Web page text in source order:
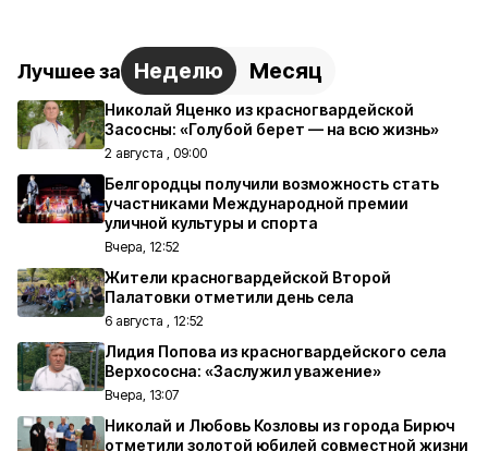
Лучшее за Неделю Месяц
Николай Яценко из красногвардейской
Засосны: «Голубой берет — на всю жизнь»
2 августа , 09:00
Белгородцы получили возможность стать
участниками Международной премии
уличной культуры и спорта
Вчера, 12:52
Жители красногвардейской Второй
Палатовки отметили день села
6 августа , 12:52
Лидия Попова из красногвардейского села
Верхососна: «Заслужил уважение»
Вчера, 13:07
Николай и Любовь Козловы из города Бирюч
отметили золотой юбилей совместной жизни